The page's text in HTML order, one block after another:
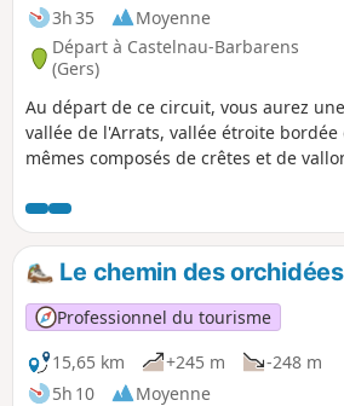
3h 35
Moyenne
Départ à Castelnau-Barbarens
(Gers)
Au départ de ce circuit, vous aurez
vallée de l'Arrats, vallée étroite bordée
mêmes composés de crêtes et de
Votre retour sur le village vous amène
des panoramas grandioses sur la
Pyrénées et les villages voisins.
Le chemin des
Professionnel du tourisme
15,65 km
+245 m
-248 m
5h 10
Moyenne